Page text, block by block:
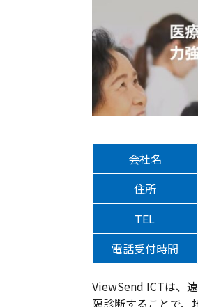
会社名
住所
TEL
電話受付時間
ViewSend ICTは、
隔診断することで、